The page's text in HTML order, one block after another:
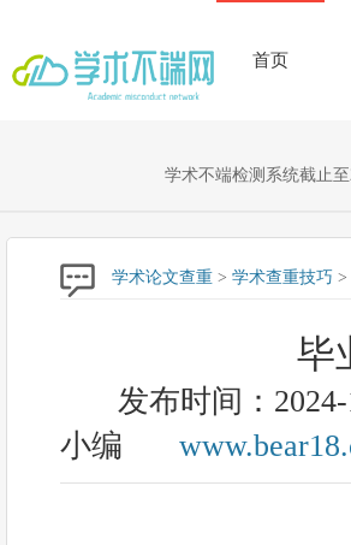
首页
学术不端检测系统截止
学术论文查重 > 学术查重技巧 >
毕
发布时间：
小编